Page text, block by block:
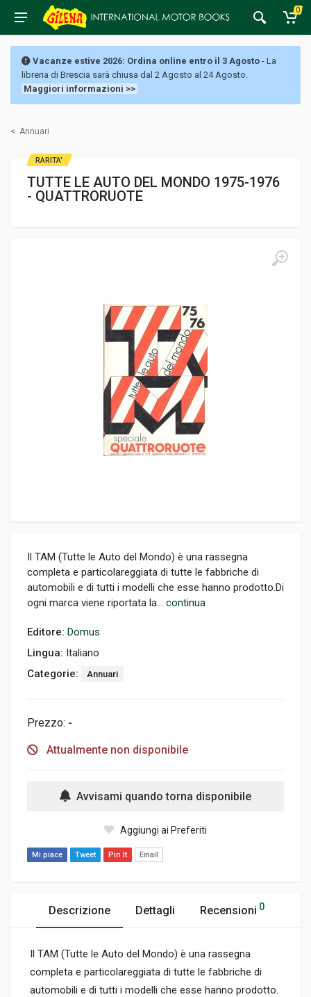
0
Vacanze estive 2026: Ordina online entro il 3 Agosto - La
libreria di Brescia sarà chiusa dal 2 Agosto al 24 Agosto.
Maggiori informazioni >>
< Annuari
TUTTE LE AUTO DEL MONDO 1975-1976
- QUATTRORUOTE
Il TAM (Tutte le Auto del Mondo) è una rassegna
completa e particolareggiata di tutte le fabbriche di
automobili e di tutti i modelli che esse hanno prodotto.Di
ogni marca viene riportata la... continua
Editore: Domus
Lingua: Italiano
Categorie:
Annuari
RARITA'
Prezzo: -
Attualmente non disponibile
Avvisami quando torna disponibile
Aggiungi ai Preferiti
Mi piace Tweet Pin It Email
Descrizione Dettagli Recensioni 0
Il TAM (Tutte le Auto del Mondo) è una rassegna
completa e particolareggiata di tutte le fabbriche di
automobili e di tutti i modelli che esse hanno prodotto.